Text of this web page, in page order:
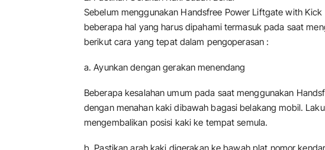
Sebelum menggunakan Handsfree Power Liftgate with
beberapa hal yang harus dipahami termasuk pada saat
berikut cara yang tepat dalam pengoperasan :
a. Ayunkan dengan gerakan menendang
Beberapa kesalahan umum pada saat menggunakan
dengan menahan kaki dibawah bagasi belakang mobil.
mengembalikan posisi kaki ke tempat semula.